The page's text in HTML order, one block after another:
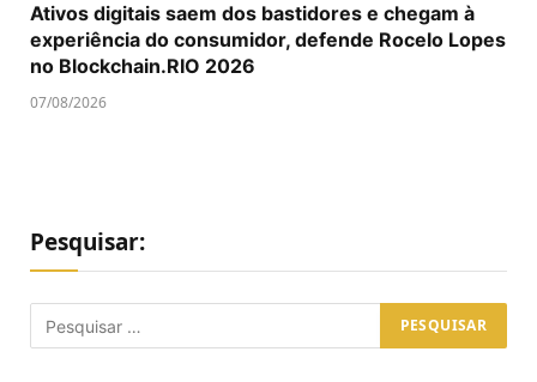
Ativos digitais saem dos bastidores e chegam à
experiência do consumidor, defende Rocelo Lopes
no Blockchain.RIO 2026
07/08/2026
Pesquisar: